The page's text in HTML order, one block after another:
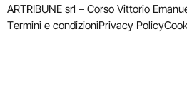
ARTRIBUNE srl – Corso Vittorio
Termini e condizioniPrivacy Policy